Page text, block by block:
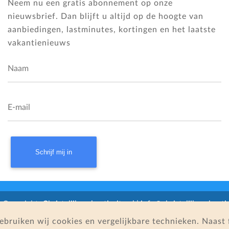
Neem nu een gratis abonnement op onze
nieuwsbrief. Dan blijft u altijd op de hoogte van
aanbiedingen, lastminutes, kortingen en het laatste
vakantienieuws
Naam
E-mail
Copyright:Christelijkevakantiesite.nl |
wij cookies en vergelijkbare technieken.